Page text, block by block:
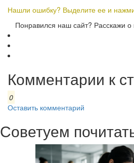
Нашли ошибку? Выделите ее и
Понравился наш сайт? Расскажи
Комментарии к
0
Оставить комментарий
Советуем